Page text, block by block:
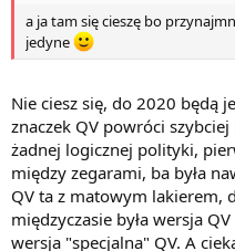
a ja tam się cieszę bo
jedyne
Nie ciesz się, do 2020 będą
znaczek QV powróci
żadnej logicznej polityki,
między zegarami, ba była
QV ta z matowym lakierem,
międzyczasie była wersja
wersja "specjalna" QV. A